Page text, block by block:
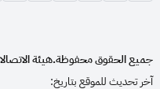
جميع الحقوق محفوظة.هيئة
آخر تحديث للموقع بتاريخ: